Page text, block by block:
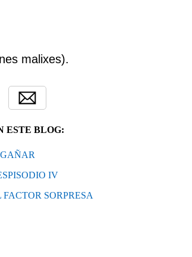
malixes).
ESTE BLOG:
IV
SORPRESA